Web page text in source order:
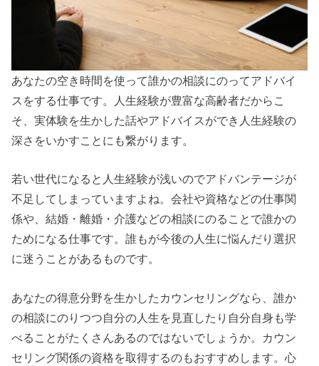
あなたの空き時間を使って誰かの相談にのってアドバイ
スをする仕事です。人生経験が豊富な高齢者だからこ
そ、実体験を生かした話やアドバイスができ人生経験の
深さをいかすことにも繋がります。
若い世代になると人生経験が浅いのでアドバンテージが
不足してしまっていますよね。会社や資格などの仕事関
係や、結婚・離婚・介護などの相談にのることで誰かの
ためになる仕事です。誰もが今後の人生に悩んだり選択
に迷うことがあるものです。
あなたの得意分野を生かしたカウンセリングなら、誰か
の相談にのりつつ自分の人生を見直したり自分自身も学
べることがたくさんあるのではないでしょうか。カウン
セリング関係の資格を取得するのもおすすめします。心